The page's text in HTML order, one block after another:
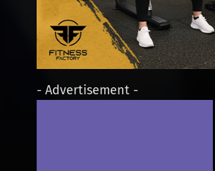
- Advertisement -